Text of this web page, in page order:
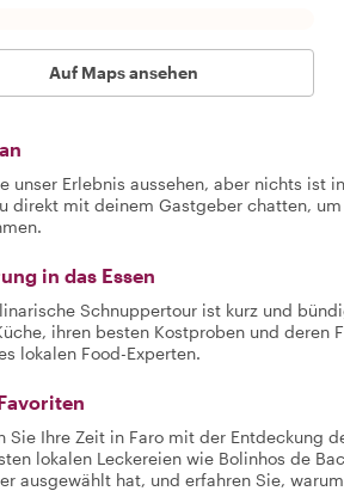
Auf Maps ansehen
unser Erlebnis aussehen, aber nichts ist
direkt mit deinem Gastgeber chatten,
in das Essen
Schnuppertour ist kurz und
ihren besten Kostproben und deren
lokalen Food-Experten.
Sie Ihre Zeit in Faro mit der Entdeckung
lokalen Leckereien wie Bolinhos de
ausgewählt hat, und erfahren Sie,